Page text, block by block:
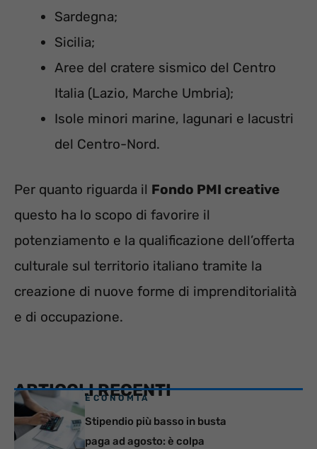
Sardegna;
Sicilia;
Aree del cratere sismico del Centro
Italia (Lazio, Marche Umbria);
Isole minori marine, lagunari e lacustri
del Centro-Nord.
Per quanto riguarda il Fondo PMI creative
questo ha lo scopo di favorire il
potenziamento e la qualificazione dell’offerta
culturale sul territorio italiano tramite la
creazione di nuove forme di imprenditorialità
e di occupazione.
ARTICOLI RECENTI
ECONOMIA
Stipendio più basso in busta
paga ad agosto: è colpa